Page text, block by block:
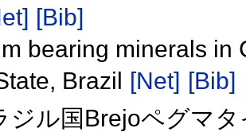
[Bib]
bearing minerals in
Brazil
[Net] [Bib]
ジル国Brejoペグマ